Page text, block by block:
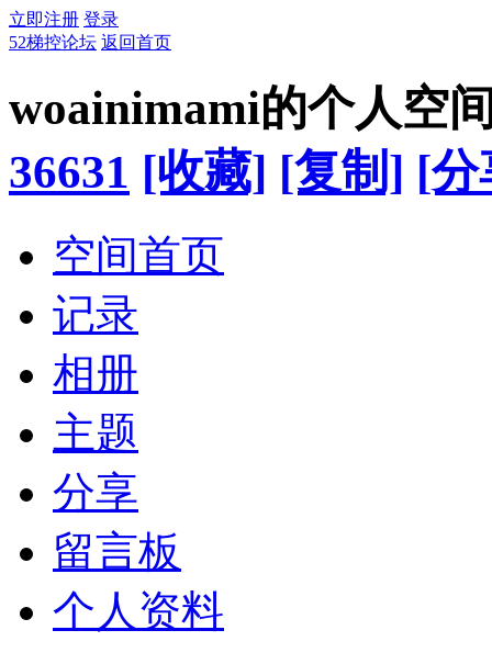
立即注册 登录
52梯控论坛 返回首页
woainimami的个人空
36631 [收藏] [复制] [分
空间首页
记录
相册
主题
分享
留言板
个人资料